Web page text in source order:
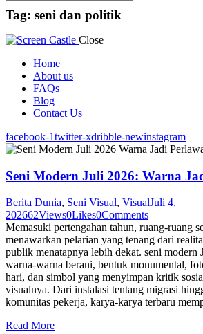
Tag: seni dan politik
Close
Home
About us
FAQs
Blog
Contact Us
facebook-1twitter-xdribble-newinstagram
Seni Modern Juli 2026: Warna
Berita Dunia, Seni Visual, VisualJuli 4,
202662Views0Likes0Comments
Memasuki pertengahan tahun, ruang-ruang
menawarkan pelarian yang tenang dari
publik menatapnya lebih dekat. seni modern
warna-warna berani, bentuk monumental,
hari, dan simbol yang menyimpan kritik
visualnya. Dari instalasi tentang migrasi
komunitas pekerja, karya-karya terbaru
Read More